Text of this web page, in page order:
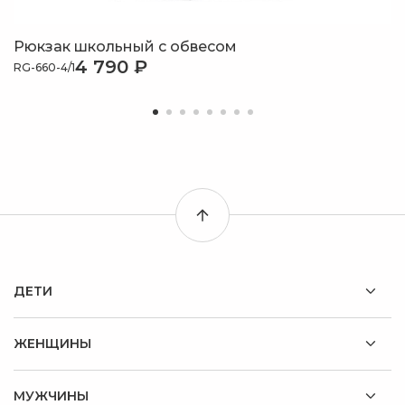
Рюкзак школьный с обвесом
RG-660-4/14 790 ₽
ДЕТИ
ЖЕНЩИНЫ
МУЖЧИНЫ